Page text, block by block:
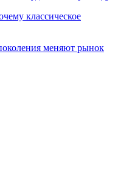
классическое
меняют рынок